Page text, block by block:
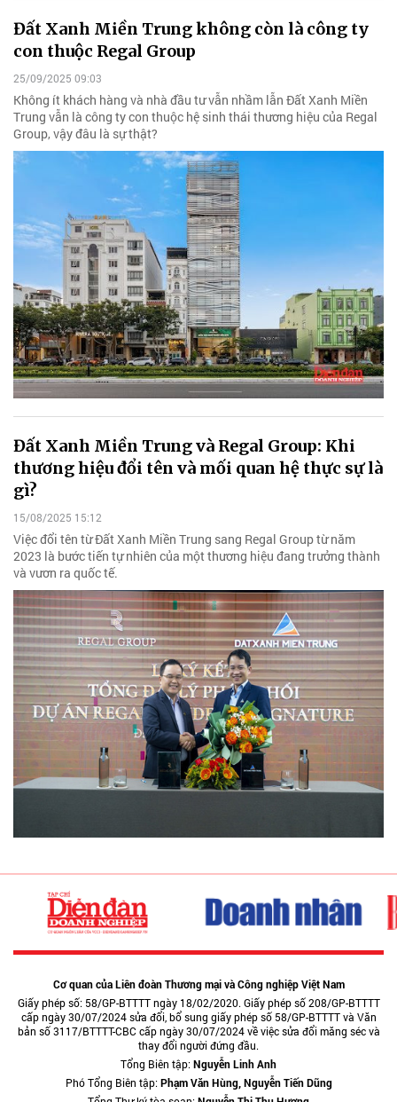
Đất Xanh Miền Trung không còn là công ty
con thuộc Regal Group
25/09/2025 09:03
Không ít khách hàng và nhà đầu tư vẫn nhầm lẫn Đất Xanh Miền
Trung vẫn là công ty con thuộc hệ sinh thái thương hiệu của Regal
Group, vậy đâu là sự thật?
Đất Xanh Miền Trung và Regal Group: Khi
thương hiệu đổi tên và mối quan hệ thực sự là
gì?
15/08/2025 15:12
Việc đổi tên từ Đất Xanh Miền Trung sang Regal Group từ năm
2023 là bước tiến tự nhiên của một thương hiệu đang trưởng thành
và vươn ra quốc tế.
Cơ quan của Liên đoàn Thương mại và Công nghiệp Việt Nam
Giấy phép số: 58/GP-BTTTT ngày 18/02/2020. Giấy phép số 208/GP-BTTTT
cấp ngày 30/07/2024 sửa đổi, bổ sung giấy phép số 58/GP-BTTTT và Văn
bản số 3117/BTTTT-CBC cấp ngày 30/07/2024 về việc sửa đổi măng séc và
thay đổi người đứng đầu.
Tổng Biên tập:Nguyễn Linh Anh
Phó Tổng Biên tập:Phạm Văn Hùng, Nguyễn Tiến Dũng